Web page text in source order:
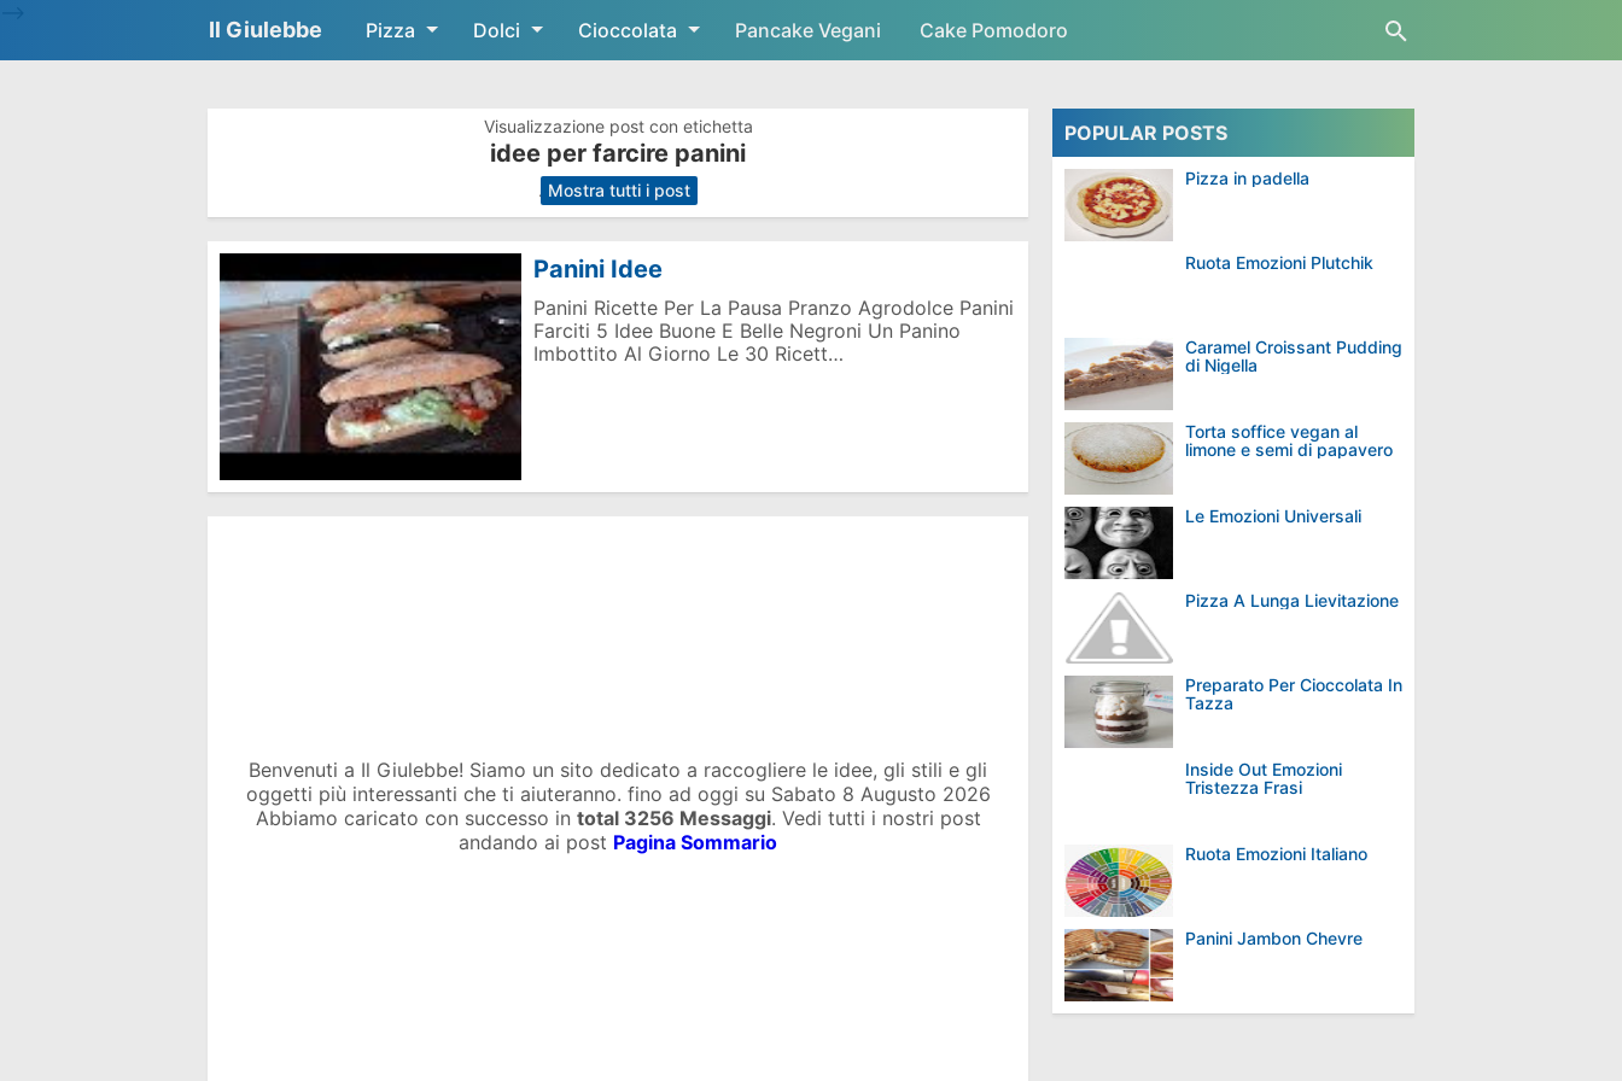
Skip to main content
Il Giulebbe Pizza Dolci Cioccolata Pancake Vegani Cake Pomodoro
Visualizzazione post con etichetta
idee per farcire panini
. Mostra tutti i post
Panini Idee
Panini Ricette Per La Pausa Pranzo Agrodolce Panini
Farciti 5 Idee Buone E Belle Negroni Un Panino
Imbottito Al Giorno Le 30 Ricett…
Benvenuti a Il Giulebbe! Siamo un sito dedicato a raccogliere le idee, gli stili e gli
oggetti più interessanti che ti aiuteranno. fino ad oggi su Sabato 8 Augusto 2026
Abbiamo caricato con successo in total 3256 Messaggi. Vedi tutti i nostri post
andando ai post Pagina Sommario
POPULAR POSTS
Pizza in padella
Ruota Emozioni Plutchik
Caramel Croissant Pudding
di Nigella
Torta soffice vegan al
limone e semi di papavero
Le Emozioni Universali
Pizza A Lunga Lievitazione
Preparato Per Cioccolata In
Tazza
Inside Out Emozioni
Tristezza Frasi
Ruota Emozioni Italiano
Panini Jambon Chevre